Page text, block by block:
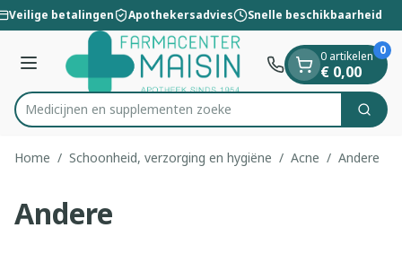
Ga naar de inhoud
1 van 1
Veilige betalingen Apothekersadvies Snelle beschikbaarheid
Menu
Product, merk, categorie...
Medicijnen en supp Zoek
0 artikelen
€ 0,00
0
Home / Schoonheid, verzorging en hygiëne / Acne / Andere
Andere